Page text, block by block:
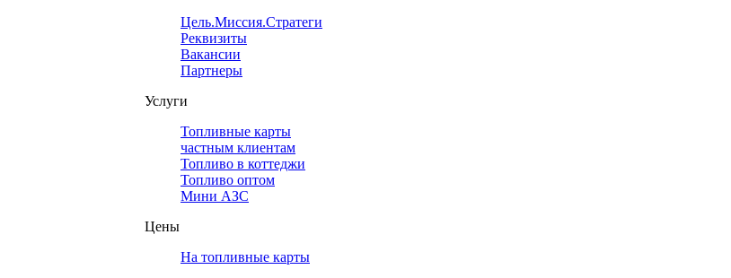
Цель.Миссия.Стратегия.
Реквизиты
Вакансии
Партнеры
Услуги
Топливные карты
частным клиентам
Топливо в коттеджи
Топливо оптом
Мини АЗС
Цены
На топливные карты